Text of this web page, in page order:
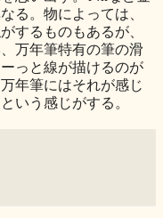
る。物によっては、
するものもあるが、
万年筆特有の筆の滑
っと線が描けるのが
年筆にはそれが感じ
いう感じがする。